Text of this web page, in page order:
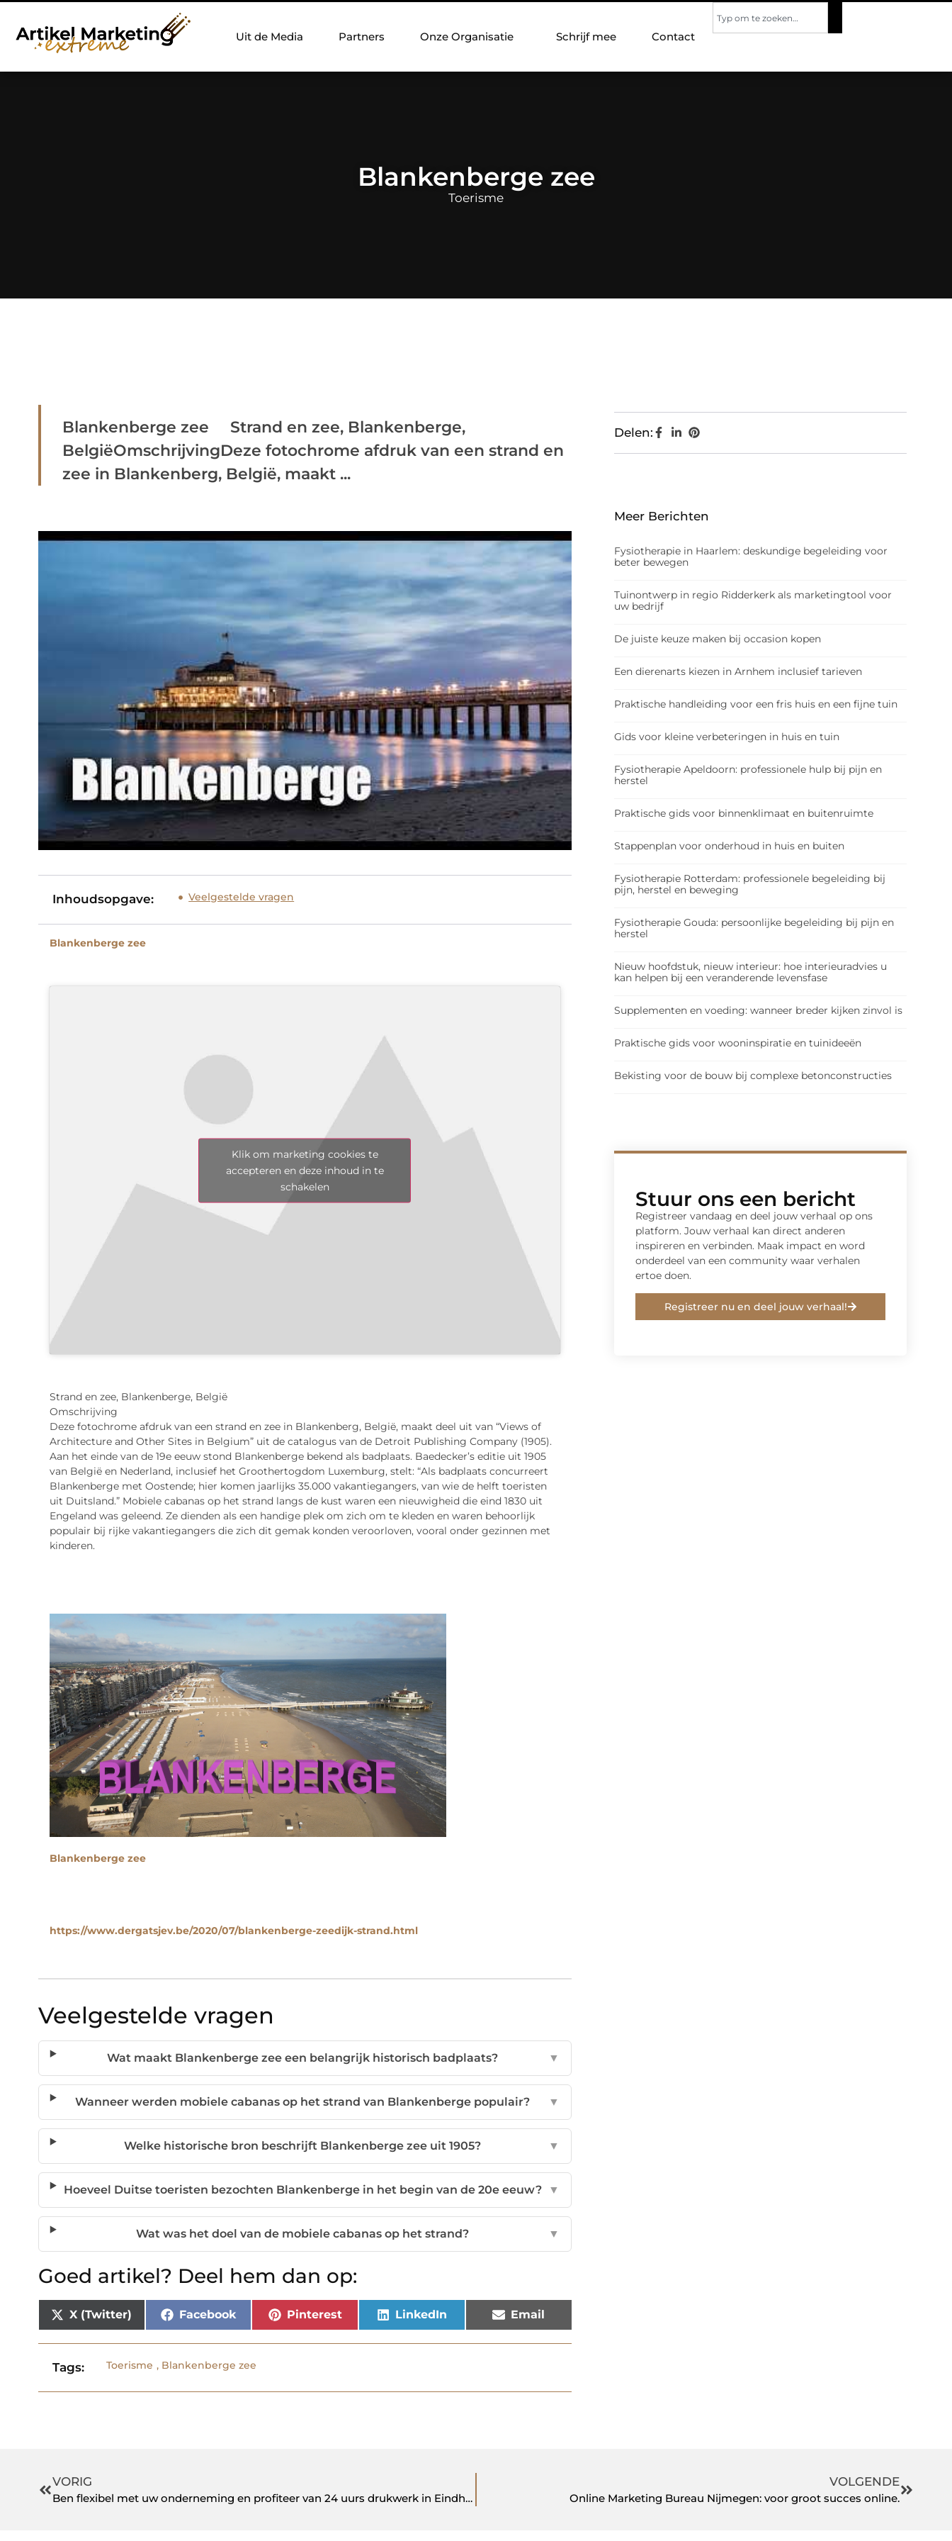
Uit de Media Partners Onze Organisatie Schrijf mee Contact
Blankenberge zee
Toerisme
Blankenberge zee Strand en zee, Blankenberge,
BelgiëOmschrijvingDeze fotochrome afdruk van een strand en
zee in Blankenberg, België, maakt ...
Inhoudsopgave: Veelgestelde vragen
Blankenberge zee
Klik om marketing cookies te
accepteren en deze inhoud in te
schakelen
Strand en zee, Blankenberge, België
Omschrijving
Deze fotochrome afdruk van een strand en zee in Blankenberg, België, maakt deel uit van “Views of
Architecture and Other Sites in Belgium” uit de catalogus van de Detroit Publishing Company (1905).
Aan het einde van de 19e eeuw stond Blankenberge bekend als badplaats. Baedecker’s editie uit 1905
van België en Nederland, inclusief het Groothertogdom Luxemburg, stelt: “Als badplaats concurreert
Blankenberge met Oostende; hier komen jaarlijks 35.000 vakantiegangers, van wie de helft toeristen
uit Duitsland.” Mobiele cabanas op het strand langs de kust waren een nieuwigheid die eind 1830 uit
Engeland was geleend. Ze dienden als een handige plek om zich om te kleden en waren behoorlijk
populair bij rijke vakantiegangers die zich dit gemak konden veroorloven, vooral onder gezinnen met
kinderen.
Blankenberge zee
https://www.dergatsjev.be/2020/07/blankenberge-zeedijk-strand.html
Veelgestelde vragen
Wat maakt Blankenberge zee een belangrijk historisch badplaats? ▼
Wanneer werden mobiele cabanas op het strand van Blankenberge populair? ▼
Welke historische bron beschrijft Blankenberge zee uit 1905? ▼
Hoeveel Duitse toeristen bezochten Blankenberge in het begin van de 20e eeuw? ▼
Wat was het doel van de mobiele cabanas op het strand? ▼
Goed artikel? Deel hem dan op:
X (Twitter) Facebook Pinterest LinkedIn Email
Tags: Toerisme , Blankenberge zee
Delen:
Meer Berichten
Fysiotherapie in Haarlem: deskundige begeleiding voor
beter bewegen
Tuinontwerp in regio Ridderkerk als marketingtool voor
uw bedrijf
De juiste keuze maken bij occasion kopen
Een dierenarts kiezen in Arnhem inclusief tarieven
Praktische handleiding voor een fris huis en een fijne tuin
Gids voor kleine verbeteringen in huis en tuin
Fysiotherapie Apeldoorn: professionele hulp bij pijn en
herstel
Praktische gids voor binnenklimaat en buitenruimte
Stappenplan voor onderhoud in huis en buiten
Fysiotherapie Rotterdam: professionele begeleiding bij
pijn, herstel en beweging
Fysiotherapie Gouda: persoonlijke begeleiding bij pijn en
herstel
Nieuw hoofdstuk, nieuw interieur: hoe interieuradvies u
kan helpen bij een veranderende levensfase
Supplementen en voeding: wanneer breder kijken zinvol is
Praktische gids voor wooninspiratie en tuinideeën
Bekisting voor de bouw bij complexe betonconstructies
Stuur ons een bericht
Registreer vandaag en deel jouw verhaal op ons
platform. Jouw verhaal kan direct anderen
inspireren en verbinden. Maak impact en word
onderdeel van een community waar verhalen
ertoe doen.
Registreer nu en deel jouw verhaal!
VORIG
Ben flexibel met uw onderneming en profiteer van 24 uurs drukwerk in Eindhoven!
VOLGENDE
Online Marketing Bureau Nijmegen: voor groot succes online.